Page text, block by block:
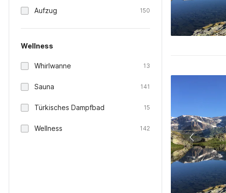
Aufzug 150
Wellness
Whirlwanne 13
Sauna 141
Türkisches Dampfbad 15
Wellness 142